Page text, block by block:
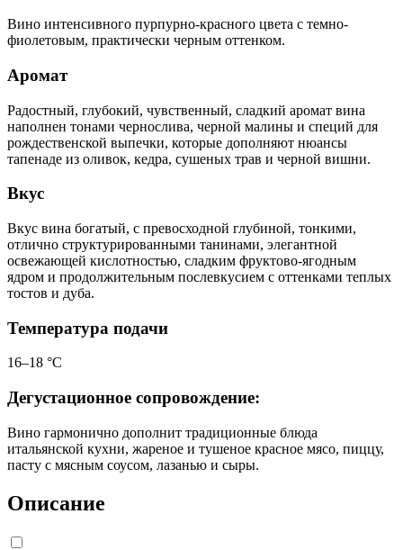
Вино интенсивного пурпурно-красного цвета с темно-
фиолетовым, практически черным оттенком.
Аромат
Радостный, глубокий, чувственный, сладкий аромат вина
наполнен тонами чернослива, черной малины и специй для
рождественской выпечки, которые дополняют нюансы
тапенаде из оливок, кедра, сушеных трав и черной вишни.
Вкус
Вкус вина богатый, с превосходной глубиной, тонкими,
отлично структурированными танинами, элегантной
освежающей кислотностью, сладким фруктово-ягодным
ядром и продолжительным послевкусием с оттенками теплых
тостов и дуба.
Температура подачи
16–18 °С
Дегустационное сопровождение:
Вино гармонично дополнит традиционные блюда
итальянской кухни, жареное и тушеное красное мясо, пиццу,
пасту с мясным соусом, лазанью и сыры.
Описание